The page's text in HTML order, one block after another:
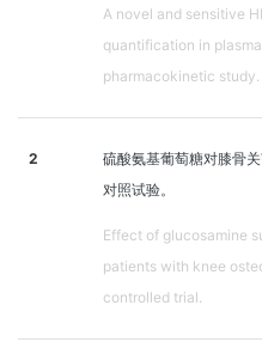
A novel and sensitive
quantification in
pharmacokinetic study.
2
硫酸氨基葡萄糖对膝骨
对照试验。
Effect of glucosamine
patients with knee
controlled trial.